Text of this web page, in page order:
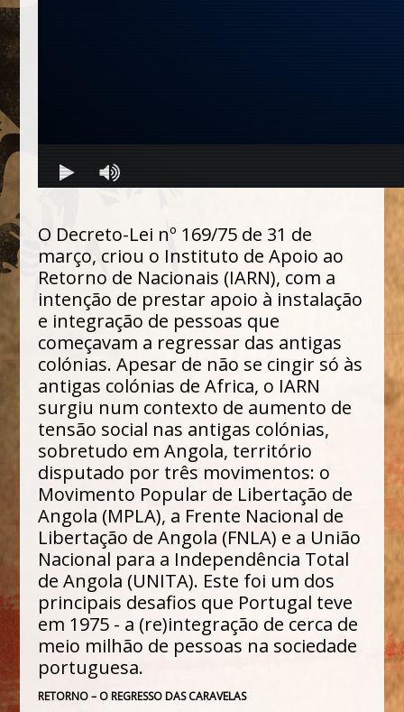
O Decreto-Lei nº 169/75 de 31 de
março, criou o Instituto de Apoio ao
Retorno de Nacionais (IARN), com a
intenção de prestar apoio à instalação
e integração de pessoas que
começavam a regressar das antigas
colónias. Apesar de não se cingir só às
antigas colónias de Africa, o IARN
surgiu num contexto de aumento de
tensão social nas antigas colónias,
sobretudo em Angola, território
disputado por três movimentos: o
Movimento Popular de Libertação de
Angola (MPLA), a Frente Nacional de
Libertação de Angola (FNLA) e a União
Nacional para a Independência Total
de Angola (UNITA). Este foi um dos
principais desafios que Portugal teve
em 1975 - a (re)integração de cerca de
meio milhão de pessoas na sociedade
portuguesa.
RETORNO – O REGRESSO DAS CARAVELAS